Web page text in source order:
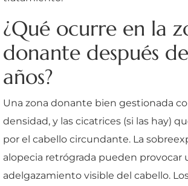
¿Qué ocurre en la
donante después
años?
Una zona donante bien gestionada
densidad, y las cicatrices (si las hay)
por el cabello circundante. La
alopecia retrógrada pueden provocar
adelgazamiento visible del cabello.